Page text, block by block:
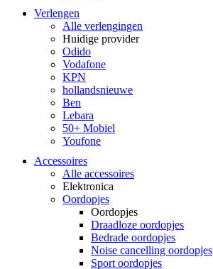
Verlengen
Alle verlengingen
Huidige provider
Odido
Vodafone
KPN
hollandsnieuwe
Ben
Lebara
50+ Mobiel
Youfone
Accessoires
Alle accessoires
Elektronica
Oordopjes
Oordopjes
Draadloze oordopjes
Bedrade oordopjes
Noise cancelling oordopjes
Sport oordopjes